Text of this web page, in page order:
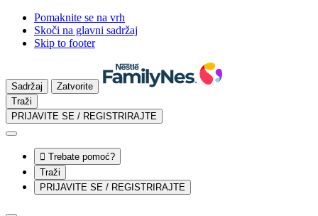
Pomaknite se na vrh
Skoči na glavni sadržaj
Skip to footer
Sadržaj
Zatvorite
Traži
PRIJAVITE SE / REGISTRIRAJTE
 Trebate pomoć?
Traži
PRIJAVITE SE / REGISTRIRAJTE